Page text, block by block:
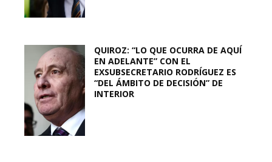
QUIROZ: “LO QUE OCURRA DE AQUÍ
EN ADELANTE” CON EL
EXSUBSECRETARIO RODRÍGUEZ ES
“DEL ÁMBITO DE DECISIÓN” DE
INTERIOR